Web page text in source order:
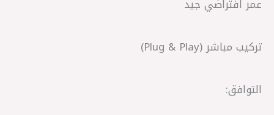
عمر افتراضي جيد
تركيب مباشر (Plug & Play)
التوافق: